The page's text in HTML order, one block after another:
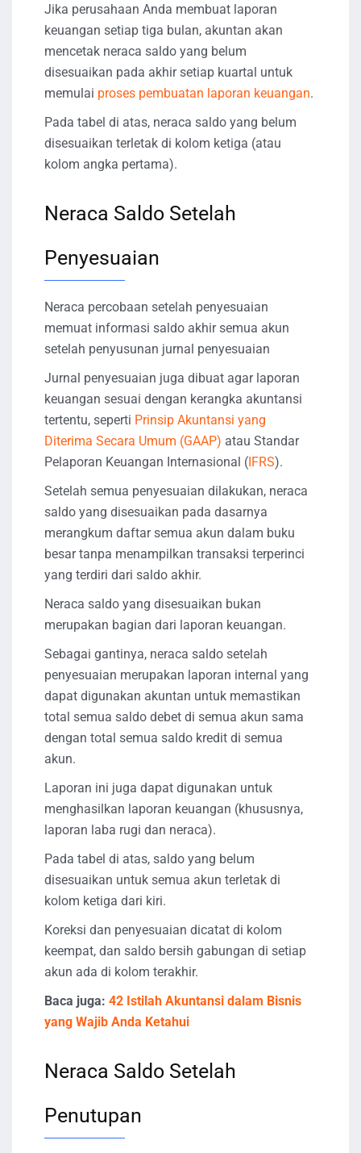
Jika perusahaan Anda membuat laporan
keuangan setiap tiga bulan, akuntan akan
mencetak neraca saldo yang belum
disesuaikan pada akhir setiap kuartal untuk
memulai proses pembuatan laporan keuangan.
Pada tabel di atas, neraca saldo yang belum
disesuaikan terletak di kolom ketiga (atau
kolom angka pertama).
Neraca Saldo Setelah
Penyesuaian
Neraca percobaan setelah penyesuaian
memuat informasi saldo akhir semua akun
setelah penyusunan jurnal penyesuaian
Jurnal penyesuaian juga dibuat agar laporan
keuangan sesuai dengan kerangka akuntansi
tertentu, seperti Prinsip Akuntansi yang
Diterima Secara Umum (GAAP) atau Standar
Pelaporan Keuangan Internasional (IFRS).
Setelah semua penyesuaian dilakukan, neraca
saldo yang disesuaikan pada dasarnya
merangkum daftar semua akun dalam buku
besar tanpa menampilkan transaksi terperinci
yang terdiri dari saldo akhir.
Neraca saldo yang disesuaikan bukan
merupakan bagian dari laporan keuangan.
Sebagai gantinya, neraca saldo setelah
penyesuaian merupakan laporan internal yang
dapat digunakan akuntan untuk memastikan
total semua saldo debet di semua akun sama
dengan total semua saldo kredit di semua
akun.
Laporan ini juga dapat digunakan untuk
menghasilkan laporan keuangan (khususnya,
laporan laba rugi dan neraca).
Pada tabel di atas, saldo yang belum
disesuaikan untuk semua akun terletak di
kolom ketiga dari kiri.
Koreksi dan penyesuaian dicatat di kolom
keempat, dan saldo bersih gabungan di setiap
akun ada di kolom terakhir.
Baca juga: 42 Istilah Akuntansi dalam Bisnis
yang Wajib Anda Ketahui
Neraca Saldo Setelah
Penutupan